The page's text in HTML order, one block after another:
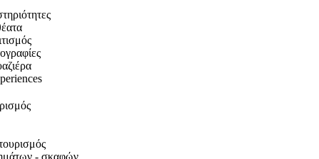
- σκαφών